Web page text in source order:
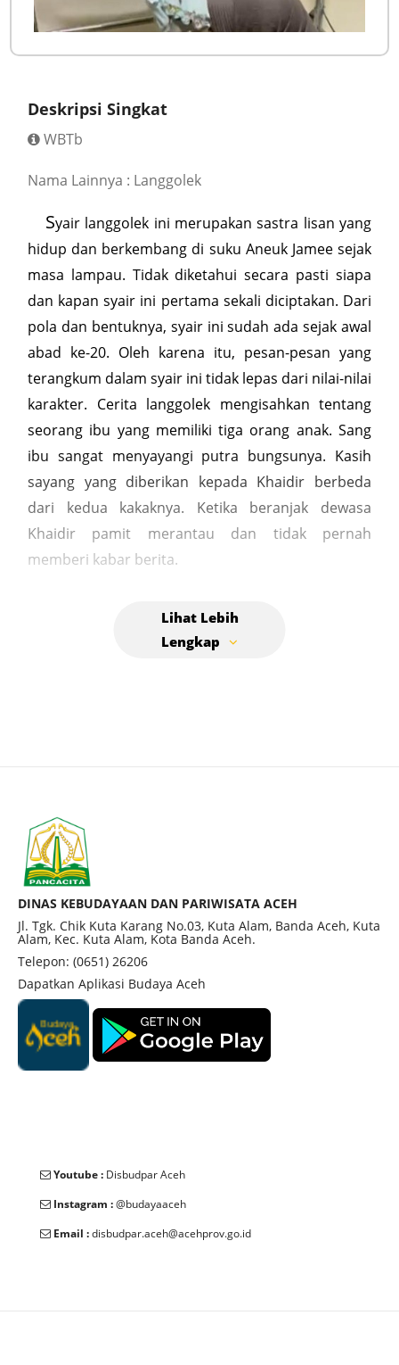
Deskripsi Singkat
WBTb
Nama Lainnya : Langgolek
Syair langgolek ini merupakan sastra lisan yang
hidup dan berkembang di suku Aneuk Jamee sejak
masa lampau. Tidak diketahui secara pasti siapa
dan kapan syair ini pertama sekali diciptakan. Dari
pola dan bentuknya, syair ini sudah ada sejak awal
abad ke-20. Oleh karena itu, pesan-pesan yang
terangkum dalam syair ini tidak lepas dari nilai-nilai
karakter. Cerita langgolek mengisahkan tentang
seorang ibu yang memiliki tiga orang anak. Sang
ibu sangat menyayangi putra bungsunya. Kasih
sayang yang diberikan kepada Khaidir berbeda
dari kedua kakaknya. Ketika beranjak dewasa
Khaidir pamit merantau dan tidak pernah
memberi kabar berita.
DINAS KEBUDAYAAN DAN PARIWISATA ACEH
Jl. Tgk. Chik Kuta Karang No.03, Kuta Alam, Banda Aceh, Kuta
Alam, Kec. Kuta Alam, Kota Banda Aceh.
Telepon: (0651) 26206
Dapatkan Aplikasi Budaya Aceh
Youtube : Disbudpar Aceh
Instagram :@budayaaceh
Email :disbudpar.aceh@acehprov.go.id